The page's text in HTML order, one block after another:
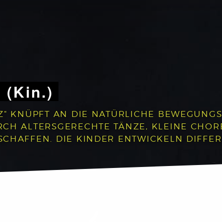
(Kin.)
KNÜPFT AN DIE NATÜRLICHE
ALTERSGERECHTE TÄNZE, KLEINE
DIE KINDER ENTWICKELN